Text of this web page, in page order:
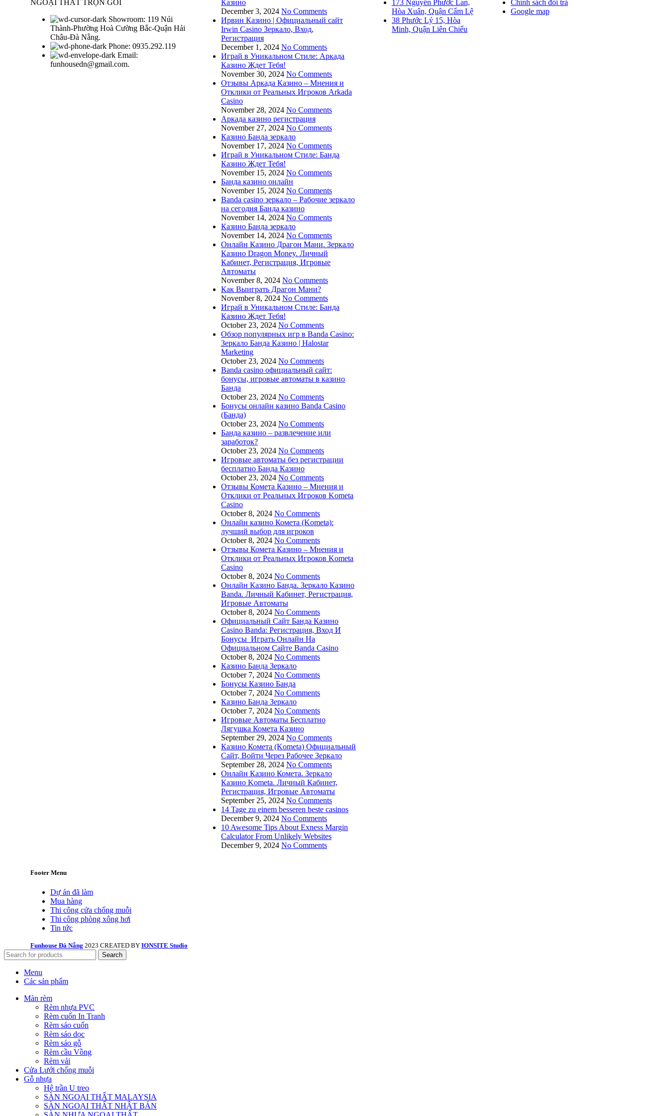
NGOẠI THẤT TRỌN GÓI
Showroom: 119 Núi
Thành-Phường Hoà Cường Bắc-Quận Hải
Châu-Đà Nẵng.
Phone: 0935.292.119
Email:
funhousedn@gmail.com.
Казино
December 3, 2024 No Comments
Ирвин Казино | Официальный сайт
Irwin Casino Зеркало, Вход,
Регистрация
December 1, 2024 No Comments
Играй в Уникальном Стиле: Аркада
Казино Ждет Тебя!
November 30, 2024 No Comments
Отзывы Аркада Казино – Мнения и
Отклики от Реальных Игроков Arkada
Casino
November 28, 2024 No Comments
Аркада казино регистрация
November 27, 2024 No Comments
Казино Банда зеркало
November 17, 2024 No Comments
Играй в Уникальном Стиле: Банда
Казино Ждет Тебя!
November 15, 2024 No Comments
Банда казино онлайн
November 15, 2024 No Comments
Banda casino зеркало – Рабочие зеркало
на сегодня Банда казино
November 14, 2024 No Comments
Казино Банда зеркало
November 14, 2024 No Comments
Онлайн Казино Драгон Мани. Зеркало
Казино Dragon Money. Личный
Кабинет, Регистрация, Игровые
Автоматы
November 8, 2024 No Comments
Как Выиграть Драгон Мани?
November 8, 2024 No Comments
Играй в Уникальном Стиле: Банда
Казино Ждет Тебя!
October 23, 2024 No Comments
Обзор популярных игр в Banda Casino:
Зеркало Банда Казино | Halostar
Marketing
October 23, 2024 No Comments
Banda casino официальный сайт:
бонусы, игровые автоматы в казино
Банда
October 23, 2024 No Comments
Бонусы онлайн казино Banda Casino
(Банда)
October 23, 2024 No Comments
Банда казино – развлечение или
заработок?
October 23, 2024 No Comments
Игровые автоматы без регистрации
бесплатно Банда Казино
October 23, 2024 No Comments
Отзывы Комета Казино – Мнения и
Отклики от Реальных Игроков Kometa
Casino
October 8, 2024 No Comments
Онлайн казино Комета (Kometa):
лучший выбор для игроков
October 8, 2024 No Comments
Отзывы Комета Казино – Мнения и
Отклики от Реальных Игроков Kometa
Casino
October 8, 2024 No Comments
Онлайн Казино Банда. Зеркало Казино
Banda. Личный Кабинет, Регистрация,
Игровые Автоматы
October 8, 2024 No Comments
Официальный Сайт Банда Казино
Casino Banda: Регистрация, Вход И
Бонусы ️ Играть Онлайн На
Официальном Сайте Banda Casino
October 8, 2024 No Comments
Казино Банда Зеркало
October 7, 2024 No Comments
Бонусы Казино Банда
October 7, 2024 No Comments
Казино Банда Зеркало
October 7, 2024 No Comments
Игровые Автоматы Бесплатно
Лягушка Комета Казино
September 29, 2024 No Comments
Казино Комета (Kometa) Официальный
Сайт, Войти Через Рабочее Зеркало
September 28, 2024 No Comments
Онлайн Казино Комета. Зеркало
Казино Kometa. Личный Кабинет,
Регистрация, Игровые Автоматы
September 25, 2024 No Comments
14 Tage zu einem besseren beste casinos
December 9, 2024 No Comments
10 Awesome Tips About Exness Margin
Calculator From Unlikely Websites
December 9, 2024 No Comments
173 Nguyễn Phước Lan,
Hòa Xuân, Quận Cẩm Lệ
38 Phước Lý 15, Hòa
Minh, Quận Liên Chiểu
Chính sách đổi trả
Google map
Footer Menu
Dự án đã làm
Mua hàng
Thi công cửa chống muỗi
Thi công phòng xông hơi
Tin tức
Funhouse Đà Nẵng 2023 CREATED BY IONSITE Studio
Search
Menu
Các sản phẩm
Màn rèm
Rèm nhựa PVC
Rèm cuốn In Tranh
Rèm sáo cuốn
Rèm sáo dọc
Rèm sáo gỗ
Rèm cầu Vồng
Rèm vải
Cửa Lưới chống muỗi
Gỗ nhựa
Hệ trần U treo
SÀN NGOẠI THẤT MALAYSIA
SÀN NGOẠI THẤT NHẬT BẢN